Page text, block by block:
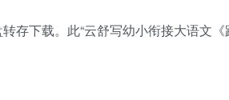
存下载。此“云舒写幼小衔接大语文